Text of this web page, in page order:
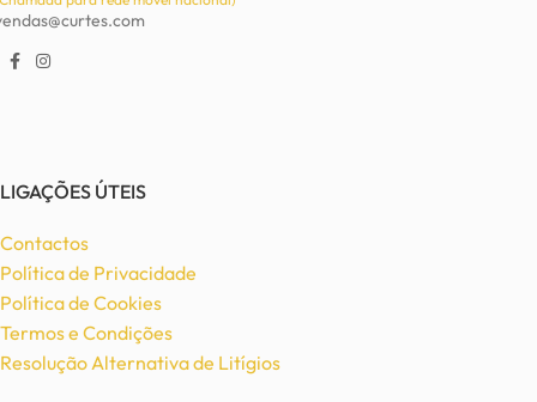
LIGAÇÕES ÚTEIS
Contactos
Política de Privacidade
Política de Cookies
Termos e Condições
Resolução Alternativa de Litígios